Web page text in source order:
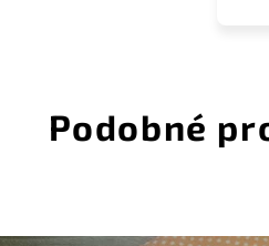
Podobné